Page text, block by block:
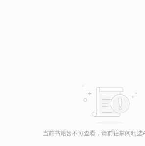
当前书籍暂不可查看，请前往掌阅精选